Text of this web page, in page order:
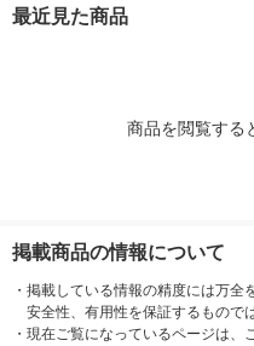
最近見た商品
商品を閲覧する
掲載商品の情報について
・ 掲載している情報の精度には万全
安全性、有用性を保証するもので
・ 現在ご覧になっているページは、